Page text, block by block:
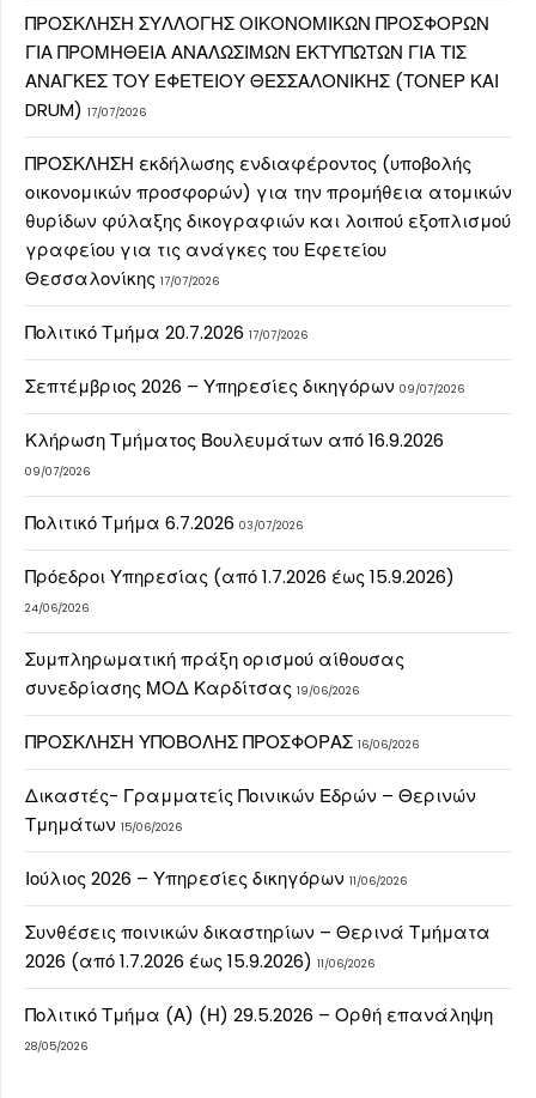
ΠΡΟΣΚΛΗΣΗ ΣΥΛΛΟΓΗΣ ΟΙΚΟΝΟΜΙΚΩΝ ΠΡΟΣΦΟΡΩΝ
ΓΙΑ ΠΡΟΜΗΘΕΙΑ ΑΝΑΛΩΣΙΜΩΝ ΕΚΤΥΠΩΤΩΝ ΓΙΑ ΤΙΣ
ΑΝΑΓΚΕΣ ΤΟΥ ΕΦΕΤΕΙΟΥ ΘΕΣΣΑΛΟΝΙΚΗΣ (ΤΟΝΕΡ ΚΑΙ
DRUM) 17/07/2026
ΠΡΟΣΚΛΗΣΗ εκδήλωσης ενδιαφέροντος (υποβολής
οικονομικών προσφορών) για την προμήθεια ατομικών
θυρίδων φύλαξης δικογραφιών και λοιπού εξοπλισμού
γραφείου για τις ανάγκες του Εφετείου
Θεσσαλονίκης 17/07/2026
Πολιτικό Τμήμα 20.7.2026 17/07/2026
Σεπτέμβριος 2026 – Υπηρεσίες δικηγόρων 09/07/2026
Κλήρωση Τμήματος Βουλευμάτων από 16.9.2026
09/07/2026
Πολιτικό Τμήμα 6.7.2026 03/07/2026
Πρόεδροι Υπηρεσίας (από 1.7.2026 έως 15.9.2026)
24/06/2026
Συμπληρωματική πράξη ορισμού αίθουσας
συνεδρίασης ΜΟΔ Καρδίτσας 19/06/2026
ΠΡΟΣΚΛΗΣΗ ΥΠΟΒΟΛΗΣ ΠΡΟΣΦΟΡΑΣ 16/06/2026
Δικαστές- Γραμματείς Ποινικών Εδρών – Θερινών
Τμημάτων 15/06/2026
Ιούλιος 2026 – Υπηρεσίες δικηγόρων 11/06/2026
Συνθέσεις ποινικών δικαστηρίων – Θερινά Τμήματα
2026 (από 1.7.2026 έως 15.9.2026) 11/06/2026
Πολιτικό Τμήμα (Α) (Η) 29.5.2026 – Ορθή επανάληψη
28/05/2026